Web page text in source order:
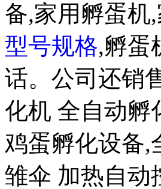
备,家用孵蛋机
型号规格,孵蛋
话。公司还销
化机 全自动孵
鸡蛋孵化设备,
雏伞 加热自动